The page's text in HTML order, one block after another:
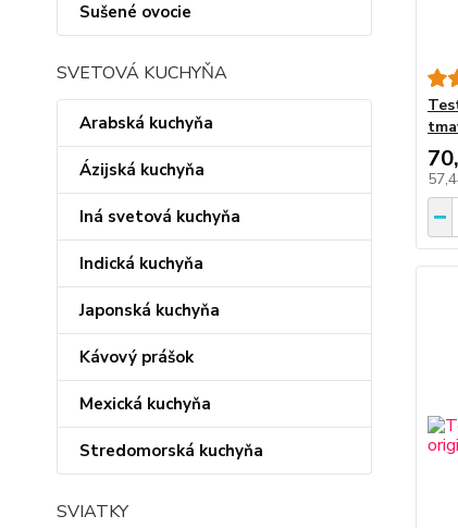
Sušené ovocie
SVETOVÁ KUCHYŇA
Arabská kuchyňa
Ázijská kuchyňa
Iná svetová kuchyňa
Indická kuchyňa
Japonská kuchyňa
Kávový prášok
Mexická kuchyňa
Stredomorská kuchyňa
SVIATKY